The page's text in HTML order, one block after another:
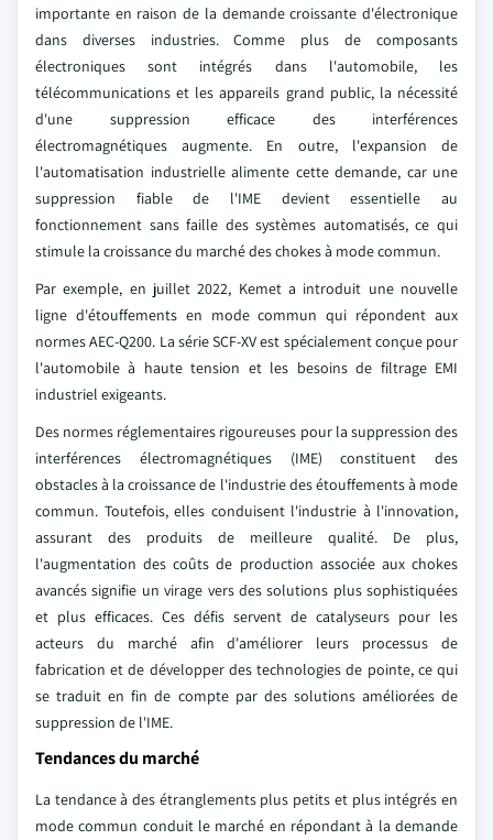
importante en raison de la demande croissante d'électronique
dans diverses industries. Comme plus de composants
électroniques sont intégrés dans l'automobile, les
télécommunications et les appareils grand public, la nécessité
d'une suppression efficace des interférences
électromagnétiques augmente. En outre, l'expansion de
l'automatisation industrielle alimente cette demande, car une
suppression fiable de l'IME devient essentielle au
fonctionnement sans faille des systèmes automatisés, ce qui
stimule la croissance du marché des chokes à mode commun.
Par exemple, en juillet 2022, Kemet a introduit une nouvelle
ligne d'étouffements en mode commun qui répondent aux
normes AEC-Q200. La série SCF-XV est spécialement conçue pour
l'automobile à haute tension et les besoins de filtrage EMI
industriel exigeants.
Des normes réglementaires rigoureuses pour la suppression des
interférences électromagnétiques (IME) constituent des
obstacles à la croissance de l'industrie des étouffements à mode
commun. Toutefois, elles conduisent l'industrie à l'innovation,
assurant des produits de meilleure qualité. De plus,
l'augmentation des coûts de production associée aux chokes
avancés signifie un virage vers des solutions plus sophistiquées
et plus efficaces. Ces défis servent de catalyseurs pour les
acteurs du marché afin d'améliorer leurs processus de
fabrication et de développer des technologies de pointe, ce qui
se traduit en fin de compte par des solutions améliorées de
suppression de l'IME.
Tendances du marché
La tendance à des étranglements plus petits et plus intégrés en
mode commun conduit le marché en répondant à la demande